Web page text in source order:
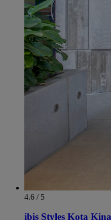
4.6 / 5
ibis Styles Kota